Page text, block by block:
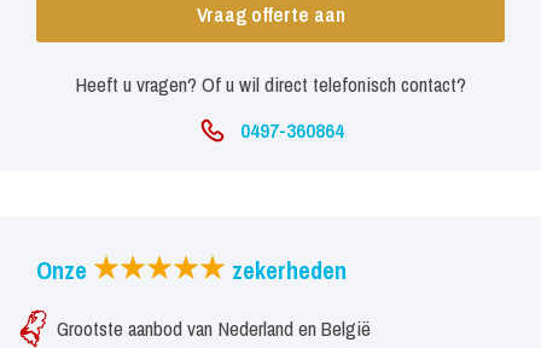
Vraag offerte aan
Heeft u vragen? Of u wil direct telefonisch contact?
0497-360864
Onze zekerheden
Grootste aanbod van Nederland en België